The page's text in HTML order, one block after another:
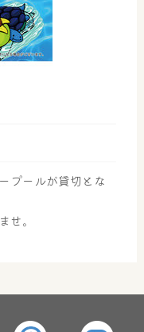
プールが貸切とな
せ。